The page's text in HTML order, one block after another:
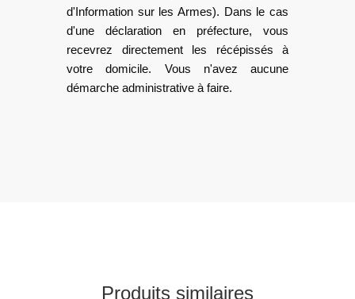
d'Information sur les Armes). Dans le cas
d'une déclaration en préfecture, vous
recevrez directement les récépissés à
votre domicile. Vous n'avez aucune
démarche administrative à faire.
Produits similaires